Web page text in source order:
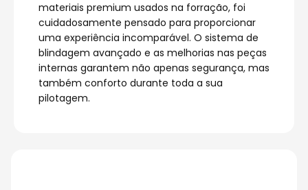
materiais premium usados na forração, foi
cuidadosamente pensado para proporcionar
uma experiência incomparável. O sistema de
blindagem avançado e as melhorias nas peças
internas garantem não apenas segurança, mas
também conforto durante toda a sua
pilotagem.